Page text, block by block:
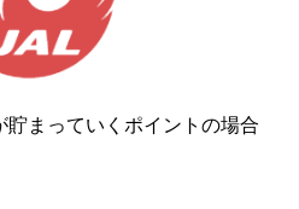
まっていくポイントの場合